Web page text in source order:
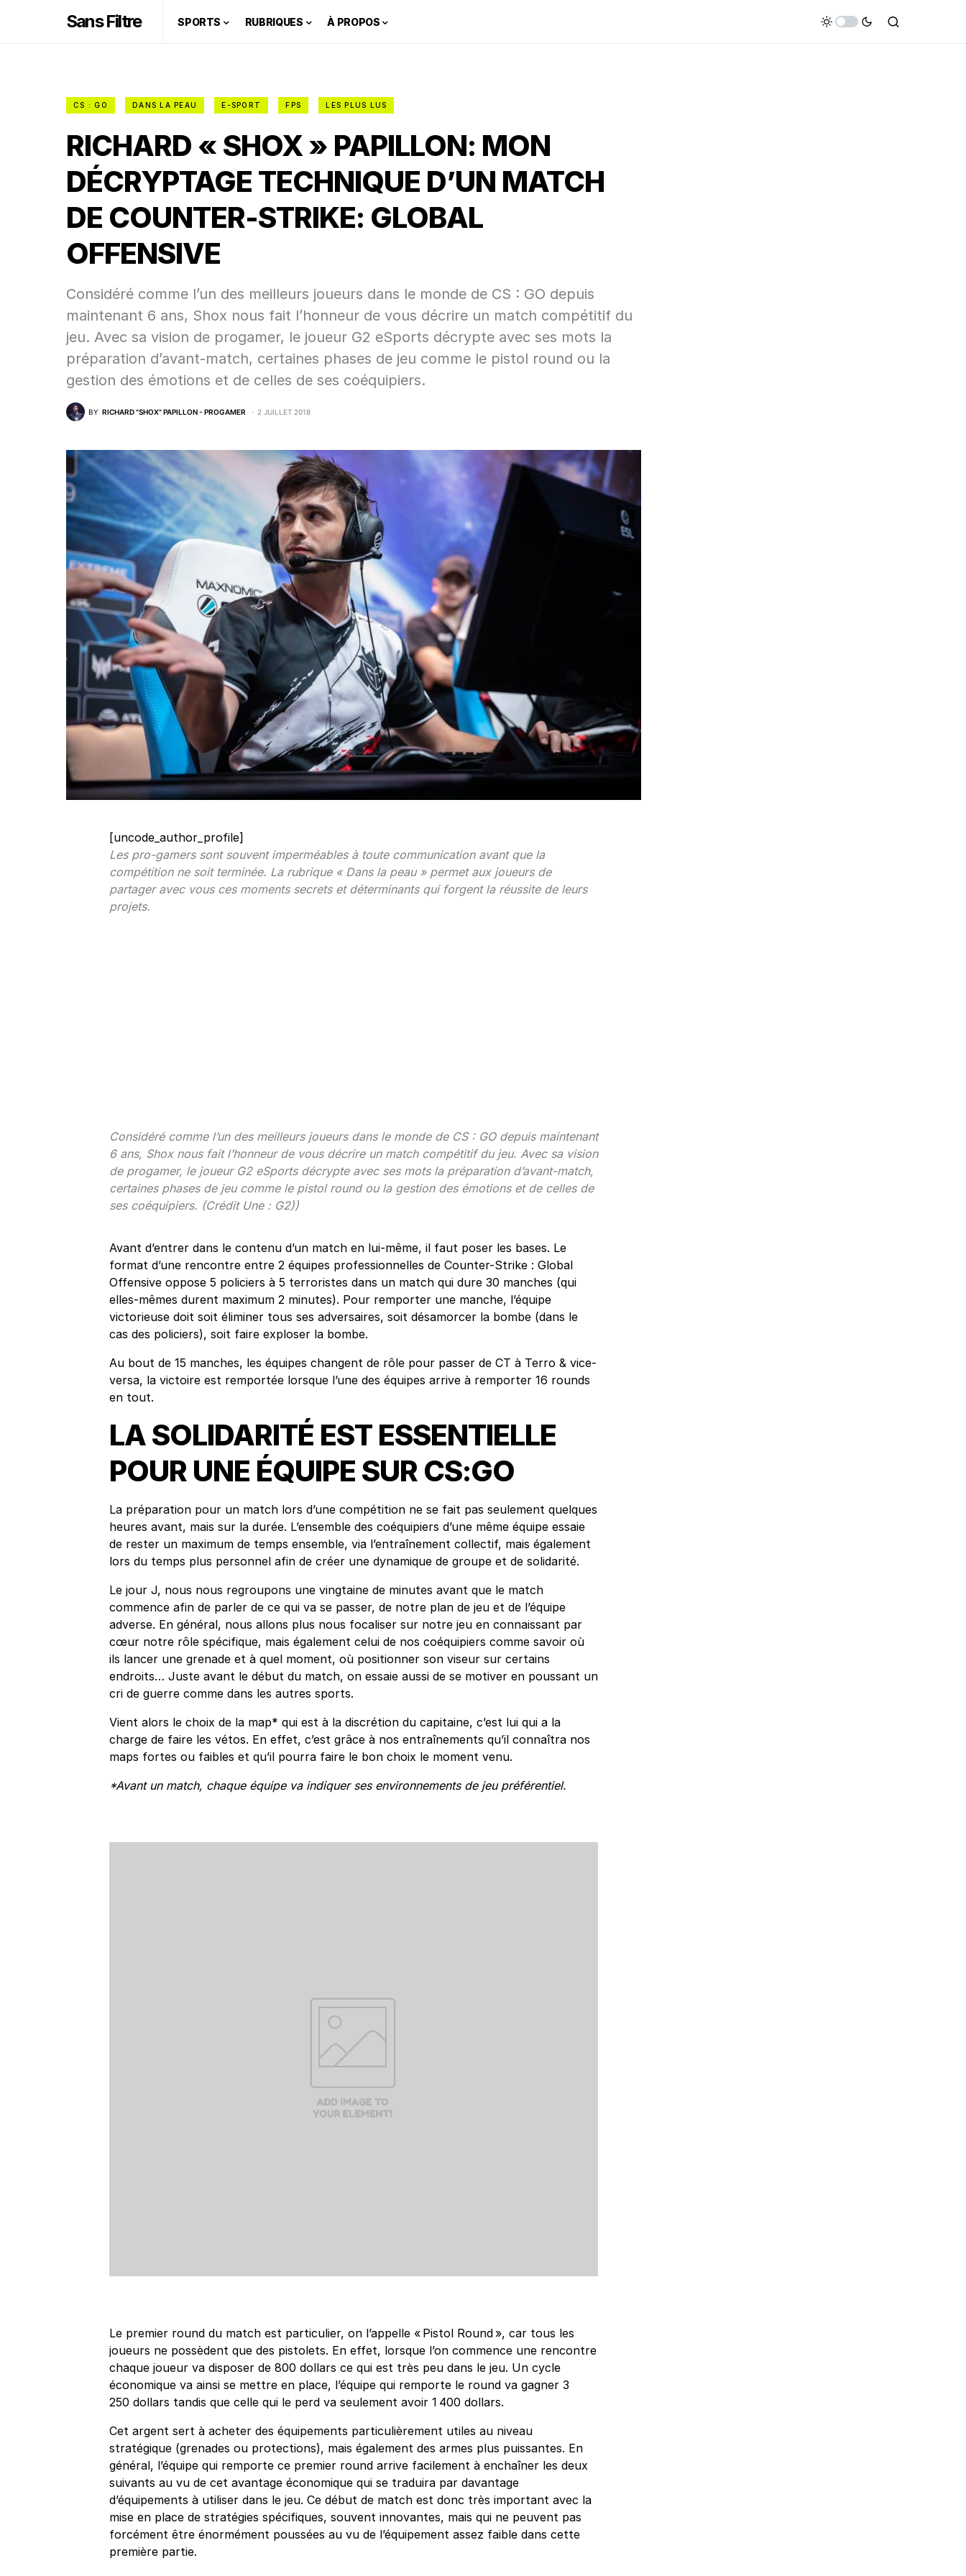
Sans Filtre SPORTS RUBRIQUES À PROPOS
CS : GO DANS LA PEAU E-SPORT FPS LES PLUS LUS
RICHARD « SHOX » PAPILLON: MON
DÉCRYPTAGE TECHNIQUE D’UN MATCH
DE COUNTER-STRIKE: GLOBAL
OFFENSIVE
Considéré comme l’un des meilleurs joueurs dans le monde de CS : GO depuis
maintenant 6 ans, Shox nous fait l’honneur de vous décrire un match compétitif du
jeu. Avec sa vision de progamer, le joueur G2 eSports décrypte avec ses mots la
préparation d’avant-match, certaines phases de jeu comme le pistol round ou la
gestion des émotions et de celles de ses coéquipiers.
BY RICHARD "SHOX" PAPILLON - PROGAMER 2 JUILLET 2018
[uncode_author_profile]
Les pro-gamers sont souvent imperméables à toute communication avant que la
compétition ne soit terminée. La rubrique « Dans la peau » permet aux joueurs de
partager avec vous ces moments secrets et déterminants qui forgent la réussite de leurs
projets.
Considéré comme l’un des meilleurs joueurs dans le monde de CS : GO depuis maintenant
6 ans, Shox nous fait l’honneur de vous décrire un match compétitif du jeu. Avec sa vision
de progamer, le joueur G2 eSports décrypte avec ses mots la préparation d’avant-match,
certaines phases de jeu comme le pistol round ou la gestion des émotions et de celles de
ses coéquipiers. (Crédit Une : G2))
Avant d’entrer dans le contenu d’un match en lui-même, il faut poser les bases. Le
format d’une rencontre entre 2 équipes professionnelles de Counter-Strike : Global
Offensive oppose 5 policiers à 5 terroristes dans un match qui dure 30 manches (qui
elles-mêmes durent maximum 2 minutes). Pour remporter une manche, l’équipe
victorieuse doit soit éliminer tous ses adversaires, soit désamorcer la bombe (dans le
cas des policiers), soit faire exploser la bombe.
Au bout de 15 manches, les équipes changent de rôle pour passer de CT à Terro & vice-
versa, la victoire est remportée lorsque l’une des équipes arrive à remporter 16 rounds
en tout.
LA SOLIDARITÉ EST ESSENTIELLE
POUR UNE ÉQUIPE SUR CS:GO
La préparation pour un match lors d’une compétition ne se fait pas seulement quelques
heures avant, mais sur la durée. L’ensemble des coéquipiers d’une même équipe essaie
de rester un maximum de temps ensemble, via l’entraînement collectif, mais également
lors du temps plus personnel afin de créer une dynamique de groupe et de solidarité.
Le jour J, nous nous regroupons une vingtaine de minutes avant que le match
commence afin de parler de ce qui va se passer, de notre plan de jeu et de l’équipe
adverse. En général, nous allons plus nous focaliser sur notre jeu en connaissant par
cœur notre rôle spécifique, mais également celui de nos coéquipiers comme savoir où
ils lancer une grenade et à quel moment, où positionner son viseur sur certains
endroits… Juste avant le début du match, on essaie aussi de se motiver en poussant un
cri de guerre comme dans les autres sports.
Vient alors le choix de la map* qui est à la discrétion du capitaine, c’est lui qui a la
charge de faire les vétos. En effet, c’est grâce à nos entraînements qu’il connaîtra nos
maps fortes ou faibles et qu’il pourra faire le bon choix le moment venu.
*Avant un match, chaque équipe va indiquer ses environnements de jeu préférentiel.
Le premier round du match est particulier, on l’appelle « Pistol Round », car tous les
joueurs ne possèdent que des pistolets. En effet, lorsque l’on commence une rencontre
chaque joueur va disposer de 800 dollars ce qui est très peu dans le jeu. Un cycle
économique va ainsi se mettre en place, l’équipe qui remporte le round va gagner 3
250 dollars tandis que celle qui le perd va seulement avoir 1 400 dollars.
Cet argent sert à acheter des équipements particulièrement utiles au niveau
stratégique (grenades ou protections), mais également des armes plus puissantes. En
général, l’équipe qui remporte ce premier round arrive facilement à enchaîner les deux
suivants au vu de cet avantage économique qui se traduira par davantage
d’équipements à utiliser dans le jeu. Ce début de match est donc très important avec la
mise en place de stratégies spécifiques, souvent innovantes, mais qui ne peuvent pas
forcément être énormément poussées au vu de l’équipement assez faible dans cette
première partie.